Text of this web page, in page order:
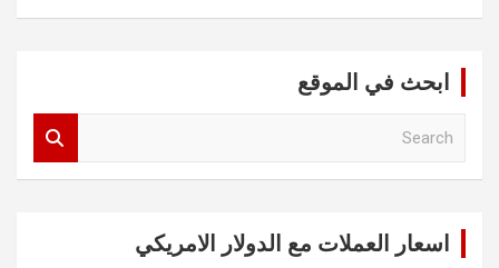
ابحث في الموقع
اسعار العملات مع الدولار الامريكي